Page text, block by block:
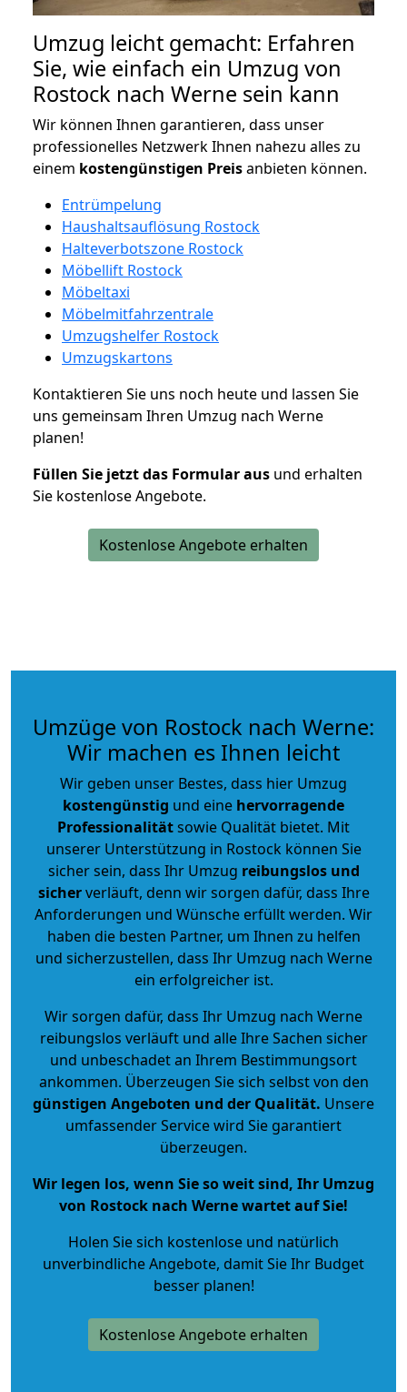
Umzug leicht gemacht: Erfahren
Sie, wie einfach ein Umzug von
Rostock nach Werne sein kann
Wir können Ihnen garantieren, dass unser
professionelles Netzwerk Ihnen nahezu alles zu
einem kostengünstigen Preisanbieten können.
Entrümpelung
Haushaltsauflösung Rostock
Halteverbotszone Rostock
Möbellift Rostock
Möbeltaxi
Möbelmitfahrzentrale
Umzugshelfer Rostock
Umzugskartons
Kontaktieren Sie uns noch heute und lassen Sie
uns gemeinsam Ihren Umzug nach Werne
planen!
Füllen Sie jetzt das Formular aus und erhalten
Sie kostenlose Angebote.
Kostenlose Angebote erhalten
Umzüge von Rostock nach Werne:
Wir machen es Ihnen leicht
Wir geben unser Bestes, dass hier Umzug
kostengünstig und eine hervorragende
Professionalitätsowie Qualität bietet. Mit
unserer Unterstützung in Rostock können Sie
sicher sein, dass Ihr Umzug reibungslos und
sicherverläuft, denn wir sorgen dafür, dass Ihre
Anforderungen und Wünsche erfüllt werden. Wir
haben die besten Partner, um Ihnen zu helfen
und sicherzustellen, dass Ihr Umzug nach Werne
ein erfolgreicher ist.
Wir sorgen dafür, dass Ihr Umzug nach Werne
reibungslos verläuft und alle Ihre Sachen sicher
und unbeschadet an Ihrem Bestimmungsort
ankommen. Überzeugen Sie sich selbst von den
günstigen Angeboten und der Qualität. Unsere
umfassender Service wird Sie garantiert
überzeugen.
Wir legen los, wenn Sie so weit sind, Ihr Umzug
von Rostock nach Werne wartet auf Sie!
Holen Sie sich kostenlose und natürlich
unverbindliche Angebote, damit Sie Ihr Budget
besser planen!
Kostenlose Angebote erhalten